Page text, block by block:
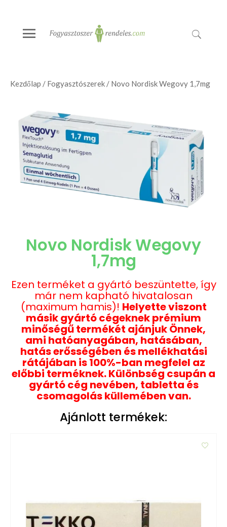
Kezdőlap / Fogyasztószerek / Novo Nordisk Wegovy 1,7mg
Novo Nordisk Wegovy
1,7mg
Ezen terméket a gyártó beszüntette, így
már nem kapható hivatalosan
(maximum hamis)! Helyette viszont
másik gyártó cégeknek prémium
minőségű termékét ajánjuk Önnek,
ami hatóanyagában, hatásában,
hatás erősségében és mellékhatási
rátájában is 100%-ban megfelel az
előbbi terméknek. Különbség csupán a
gyártó cég nevében, tabletta és
csomagolás küllemében van.
Ajánlott termékek: